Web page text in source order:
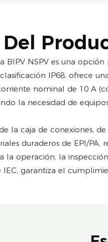
BIPV NSPV es una
IP68, ofrece
nominal de 10 A
la necesidad de
la caja de conexiones,
duraderos de EPI/PA,
la operación, la
garantiza el